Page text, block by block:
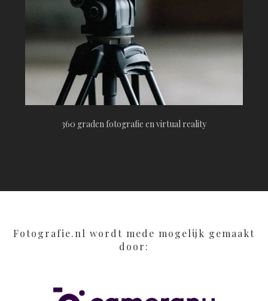
360 graden fotografie en virtual reality
Fotografie.nl wordt mede mogelijk gemaakt
door: